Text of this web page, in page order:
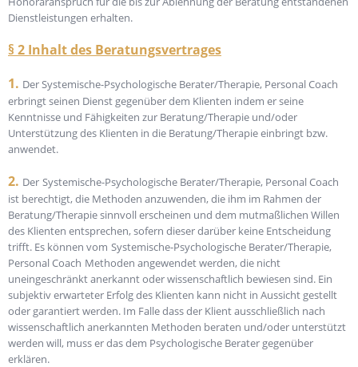
Dienstleistungen erhalten.
§ 2 Inhalt des Beratungsvertrages
1. Der Systemische-Psychologische Berater/Therapie, Personal Coach
erbringt seinen Dienst gegenüber dem Klienten indem er seine
Kenntnisse und Fähigkeiten zur Beratung/Therapie und/oder
Unterstützung des Klienten in die Beratung/Therapie einbringt bzw.
anwendet.
2. Der Systemische-Psychologische Berater/Therapie, Personal Coach
ist berechtigt, die Methoden anzuwenden, die ihm im Rahmen der
Beratung/Therapie sinnvoll erscheinen und dem mutmaßlichen Willen
des Klienten entsprechen, sofern dieser darüber keine Entscheidung
trifft. Es können vom Systemische-Psychologische Berater/Therapie,
Personal Coach Methoden angewendet werden, die nicht
uneingeschränkt anerkannt oder wissenschaftlich bewiesen sind. Ein
subjektiv erwarteter Erfolg des Klienten kann nicht in Aussicht gestellt
oder garantiert werden. Im Falle dass der Klient ausschließlich nach
wissenschaftlich anerkannten Methoden beraten und/oder unterstützt
werden will, muss er das dem Psychologische Berater gegenüber
erklären.